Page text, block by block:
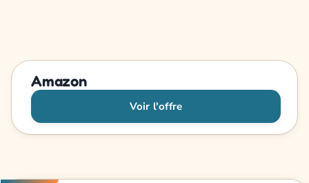
Amazon
Voir l'offre